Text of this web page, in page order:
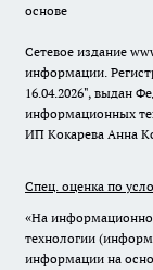
основе
Сетевое издание
информации.
16.04.2026", выдан
информационных
ИП Кокарева Анна
Спец. оценка по
«На
технологии
информации на